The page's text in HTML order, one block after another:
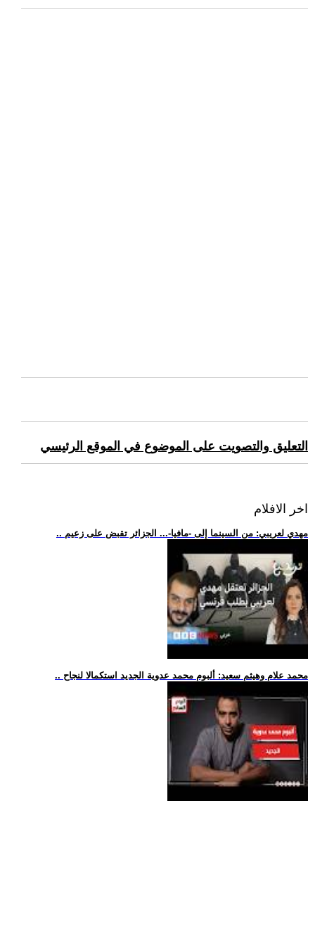
التعليق والتصويت على الموضوع في الموقع الرئيسي
اخر الافلام
.. مهدي لعريبي: من السينما إلى -مافيا-... الجزائر تقبض على زعيم
.. محمد علام وهيثم سعيد: ألبوم محمد عدوية الجديد استكمالا لنجاح